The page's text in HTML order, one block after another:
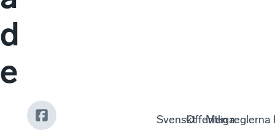
d
e
SvensktOffentliga
Men reglerna